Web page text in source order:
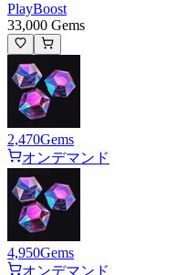
PlayBoost
33,000 Gems
2,470Gems
オンデマンド
4,950Gems
オンデマンド